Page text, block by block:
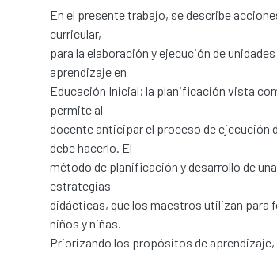
En el presente trabajo, se describe
curricular,
para la elaboración y ejecución de
aprendizaje en
Educación Inicial; la planificación vista
permite al
docente anticipar el proceso de ejecución
debe hacerlo. El
método de planificación y desarrollo de
estrategias
didácticas, que los maestros utilizan para
niños y niñas.
Priorizando los propósitos de